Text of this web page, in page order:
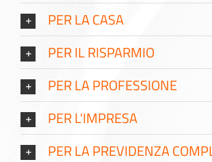
PER LA CASA
PER IL RISPARMIO
PER LA PROFESSIONE
PER L'IMPRESA
PER LA PREVIDENZA